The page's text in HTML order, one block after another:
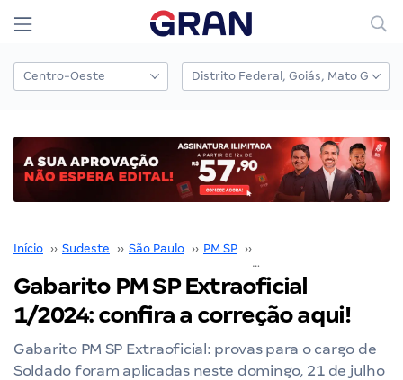
Início ›› Sudeste ›› São Paulo ›› PM SP ››
Gabarito PM SP Extraoficial
1/2024: confira a correção aqui!
Gabarito PM SP Extraoficial: provas para o cargo de
Soldado foram aplicadas neste domingo, 21 de julho